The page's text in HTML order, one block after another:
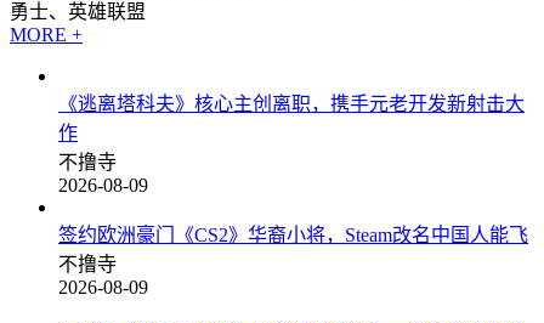
勇士、英雄联盟
MORE +
《逃离塔科夫》核心主创离职，携手元老开发新射击大
作
不撸寺
2026-08-09
签约欧洲豪门《CS2》华裔小将，Steam改名中国人能飞
不撸寺
2026-08-09